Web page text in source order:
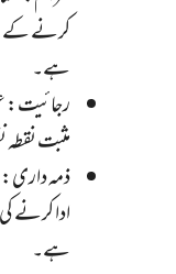
کرنے کے
ہے۔
رجائیت:
مثبت
ذمہ داری:
ادا کرنے
ہے۔